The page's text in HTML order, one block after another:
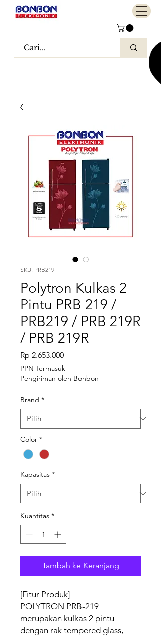
SKU: PRB219
Polytron Kulkas 2
Pintu PRB 219 /
PRB219 / PRB 219R
/ PRB 219R
Rp 2.653.000Harga
PPN Termasuk |
Pengiriman oleh Bonbon
Brand *
Color *
Kapasitas *
Kuantitas *
Tambah ke Keranjang
[Fitur Produk]
POLYTRON PRB-219
merupakan kulkas 2 pintu
dengan rak tempered glass,